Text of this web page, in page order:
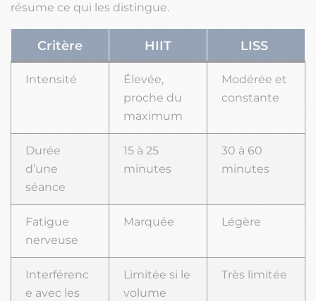
résume ce qui les distingue.
Critère HIIT LISS
Intensité
Élevée,
proche du
maximum
Modérée et
constante
Durée
d’une
séance
15 à 25
minutes
30 à 60
minutes
Fatigue
nerveuse
Marquée Légère
Interférenc
e avec les
Limitée si le
volume
Très limitée